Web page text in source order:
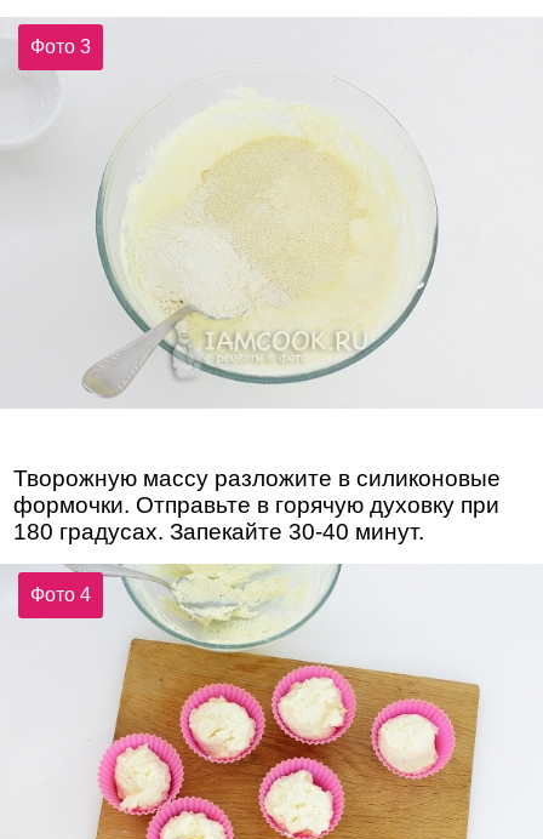
Фото 3
Творожную массу разложите в силиконовые
формочки. Отправьте в горячую духовку при
180 градусах. Запекайте 30-40 минут.
Фото 4